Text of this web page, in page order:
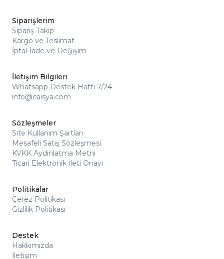
Siparişlerim
Sipariş Takip
Kargo ve Teslimat
İptal-İade ve Değişim
İletişim Bilgileri
Whatsapp Destek Hattı 7/24
info@caisya.com
Sözleşmeler
Site Kullanım Şartları
Mesafeli Satış Sözleşmesi
KVKK Aydınlatma Metni
Ticari Elektronik İleti Onayı
Politikalar
Çerez Politikası
Gizlilik Politikası
Destek
Hakkımızda
İletişim